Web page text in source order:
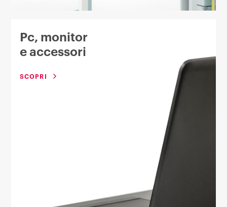
Pc, monitor
e accessori
SCOPRI